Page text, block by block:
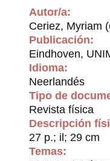
Autor/a:
Ceriez, Myriam
Publicación:
Eindhoven,
Idioma:
Neerlandés
Tipo de
Revista física
Descripción
27 p.; il; 29 cm
Temas: